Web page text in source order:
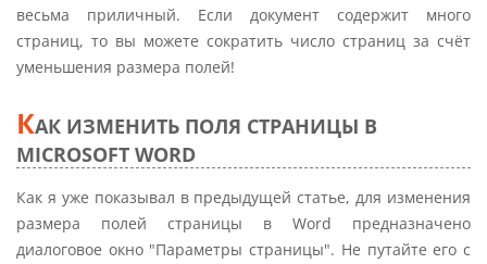
весьма приличный. Если документ содержит много
страниц, то вы можете сократить число страниц за счёт
уменьшения размера полей!
КАК ИЗМЕНИТЬ ПОЛЯ СТРАНИЦЫ В
MICROSOFT WORD
Как я уже показывал в предыдущей статье, для изменения
размера полей страницы в Word предназначено
диалоговое окно "Параметры страницы". Не путайте его с